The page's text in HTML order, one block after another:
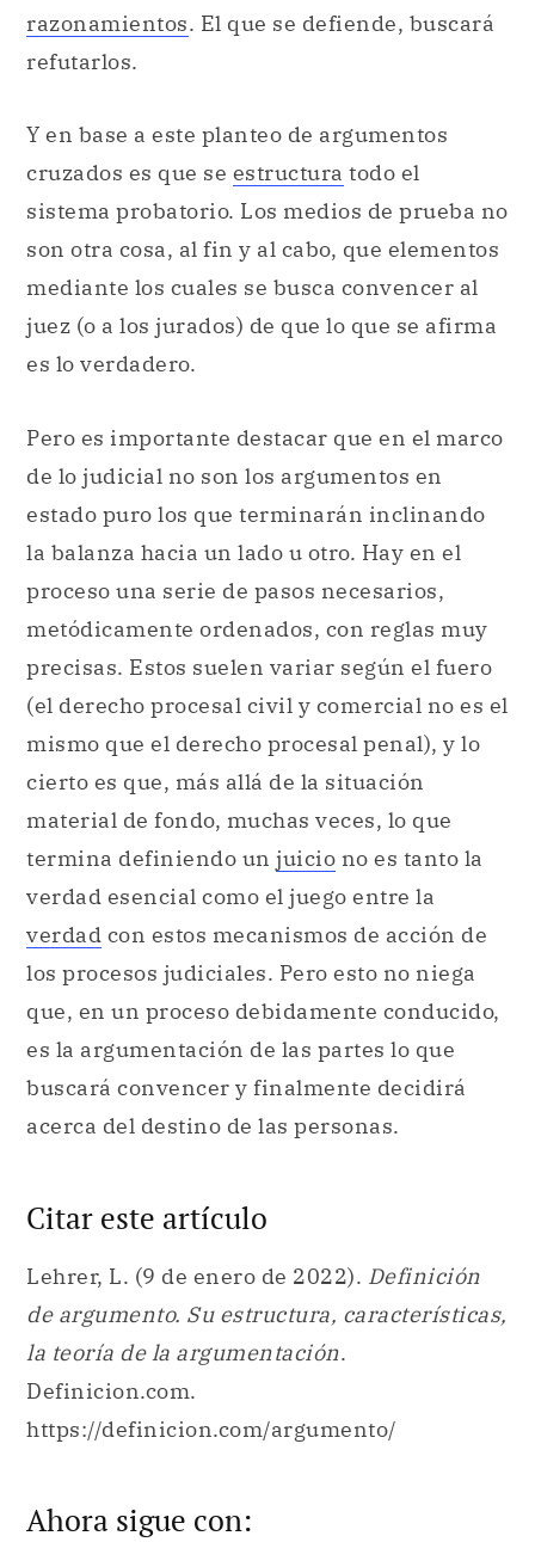
razonamientos. El que se defiende, buscará
refutarlos.
Y en base a este planteo de argumentos
cruzados es que se estructura todo el
sistema probatorio. Los medios de prueba no
son otra cosa, al fin y al cabo, que elementos
mediante los cuales se busca convencer al
juez (o a los jurados) de que lo que se afirma
es lo verdadero.
Pero es importante destacar que en el marco
de lo judicial no son los argumentos en
estado puro los que terminarán inclinando
la balanza hacia un lado u otro. Hay en el
proceso una serie de pasos necesarios,
metódicamente ordenados, con reglas muy
precisas. Estos suelen variar según el fuero
(el derecho procesal civil y comercial no es el
mismo que el derecho procesal penal), y lo
cierto es que, más allá de la situación
material de fondo, muchas veces, lo que
termina definiendo un juicio no es tanto la
verdad esencial como el juego entre la
verdad con estos mecanismos de acción de
los procesos judiciales. Pero esto no niega
que, en un proceso debidamente conducido,
es la argumentación de las partes lo que
buscará convencer y finalmente decidirá
acerca del destino de las personas.
Citar este artículo
Lehrer, L. (9 de enero de 2022). Definición
de argumento. Su estructura, características,
la teoría de la argumentación.
Definicion.com.
https://definicion.com/argumento/
Ahora sigue con: